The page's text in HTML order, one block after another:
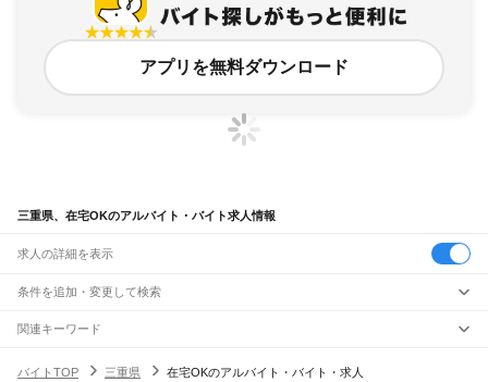
アプリを無料ダウンロード
三重県、在宅OKのアルバイト・バイト求人情報
求人の詳細を表示
条件を追加・変更して検索
市区町村を追加・変更
三重県すべて
駅を追加・変更
関連キーワード
バイトTOP
三重県 在宅OKのアルバイト・バイト・求人